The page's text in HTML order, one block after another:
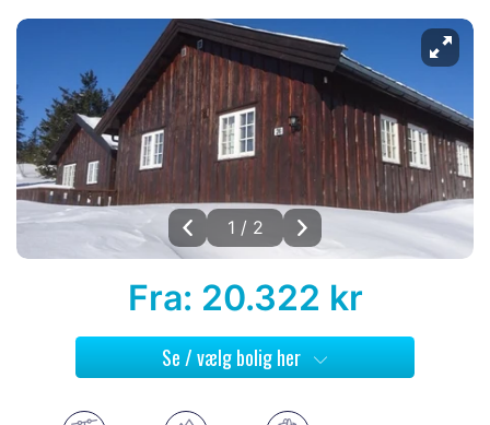
1 / 2
Fra: 20.322 kr
Se / vælg bolig her